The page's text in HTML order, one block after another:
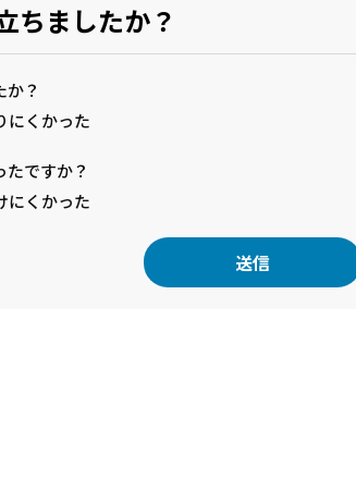
ちましたか？
？
にくかった
ですか？
にくかった